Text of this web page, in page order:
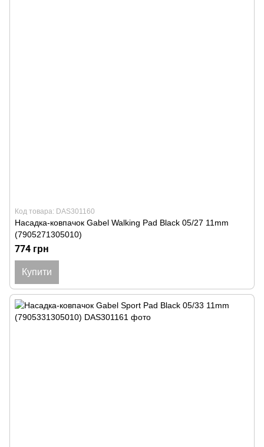
Код товара: DAS301160
Насадка-ковпачок Gabel Walking Pad Black 05/27 11mm
(7905271305010)
774 грн
Купити